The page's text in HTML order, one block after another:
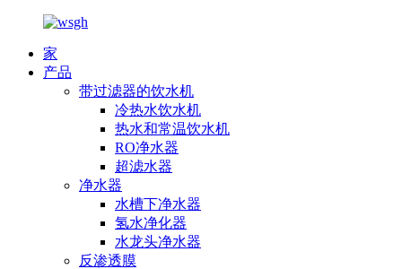
家
产品
带过滤器的饮水机
冷热水饮水机
热水和常温饮水机
RO净水器
超滤水器
净水器
水槽下净水器
氢水净化器
水龙头净水器
反渗透膜